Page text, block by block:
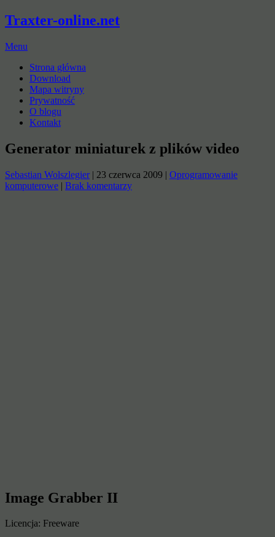
Traxter-online.net
Menu
Strona główna
Download
Mapa witryny
Prywatność
O blogu
Kontakt
Generator miniaturek z plików video
Sebastian Wolszlegier| 23 czerwca 2009 | Oprogramowanie
komputerowe | Brak komentarzy
Image Grabber II
Licencja: Freeware